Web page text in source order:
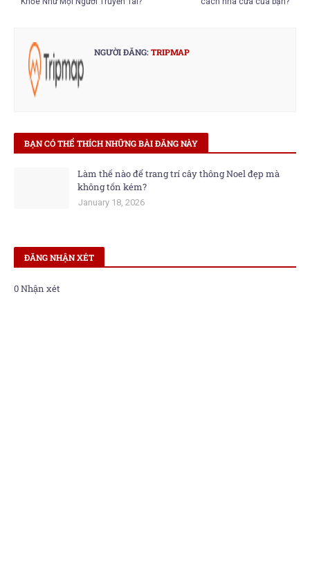
NGƯỜI ĐĂNG:TRIPMAP
BẠN CÓ THỂ THÍCH NHỮNG BÀI ĐĂNG NÀY
Làm thế nào để trang trí cây thông Noel đẹp mà
không tốn kém?
January 18, 2026
ĐĂNG NHẬN XÉT
0 Nhận xét